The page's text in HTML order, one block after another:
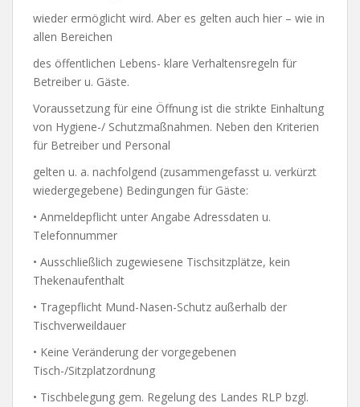
wieder ermöglicht wird. Aber es gelten auch hier – wie in
allen Bereichen
des öffentlichen Lebens- klare Verhaltensregeln für
Betreiber u. Gäste.
Voraussetzung für eine Öffnung ist die strikte Einhaltung
von Hygiene-/ Schutzmaßnahmen. Neben den Kriterien
für Betreiber und Personal
gelten u. a. nachfolgend (zusammengefasst u. verkürzt
wiedergegebene) Bedingungen für Gäste:
• Anmeldepflicht unter Angabe Adressdaten u.
Telefonnummer
• Ausschließlich zugewiesene Tischsitzplätze, kein
Thekenaufenthalt
• Tragepflicht Mund-Nasen-Schutz außerhalb der
Tischverweildauer
• Keine Veränderung der vorgegebenen
Tisch-/Sitzplatzordnung
• Tischbelegung gem. Regelung des Landes RLP bzgl.